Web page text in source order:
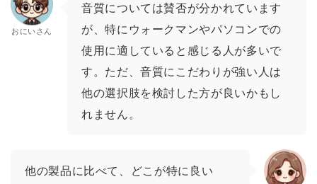
おにいさん
音質については賛否が分かれています
が、特にウォークマンやパソコンでの
使用に適していると感じる人が多いで
す。ただ、音質にこだわりが強い人は
他の選択肢を検討した方が良いかもし
れません。
他の製品に比べて、どこが特に良い